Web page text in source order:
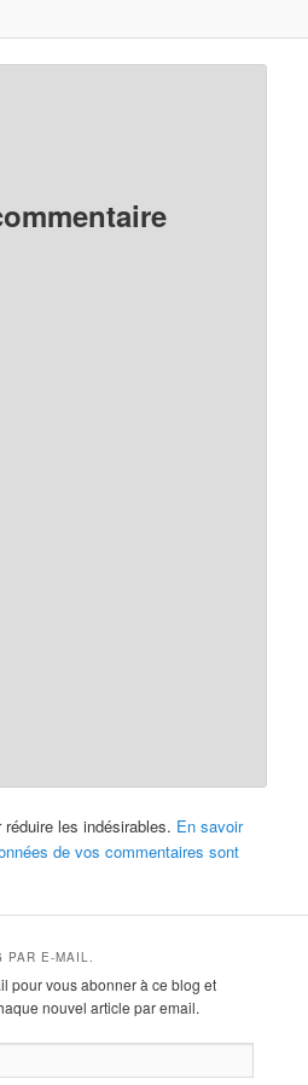
les indésirables. En savoir
de vos commentaires sont
PAR E-MAIL.
pour vous abonner à ce blog et
nouvel article par email.